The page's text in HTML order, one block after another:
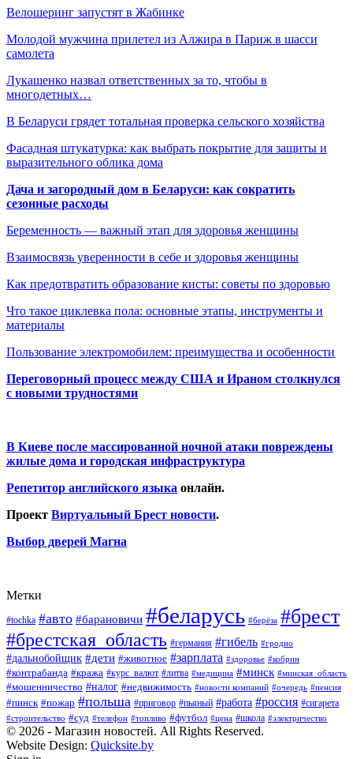
Велошеринг запустят в Жабинке
Молодой мужчина прилетел из Алжира в Париж в шасси
самолета
Лукашенко назвал ответственных за то, чтобы в
многодетных…
В Беларуси грядет тотальная проверка сельского хозяйства
Фасадная штукатурка: как выбрать покрытие для защиты и
выразительного облика дома
Дача и загородный дом в Беларуси: как сократить
сезонные расходы
Беременность — важный этап для здоровья женщины
Взаимосвязь уверенности в себе и здоровья женщины
Как предотвратить образование кисты: советы по здоровью
Что такое циклевка пола: основные этапы, инструменты и
материалы
Пользование электромобилем: преимущества и особенности
Переговорный процесс между США и Ираном столкнулся
с новыми трудностями
В Киеве после массированной ночной атаки повреждены
жилые дома и городская инфраструктура
Репетитор английского языка онлайн.
Проект Виртуальный Брест новости.
Выбор дверей Магна
Метки
#tochka #авто #барановичи #беларусь #берёза #брест
#брестская_область #германия #гибель #гродно
#дальнобойщик #дети #животное #зарплата #здоровье #кобрин
#контрабанда #кража #курс_валют #литва #медицина #минск #минская_область
#мошенничество #налог #недвижимость #новости компаний #очередь #пенсия
#пинск #пожар #польша #приговор #пьяный #работа #россия #сигарета
#строительство #суд #телефон #топливо #футбол #цена #школа #электричество
© 2026 - Магазин новостей. All Rights Reserved.
Website Design: Quicksite.by